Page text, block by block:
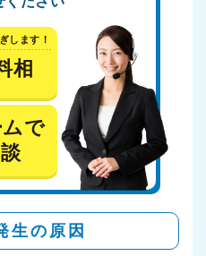
します！
相
で
生の原因